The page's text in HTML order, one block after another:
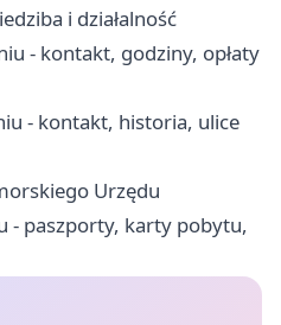
i działalność
- kontakt, godziny, opłaty
- kontakt, historia, ulice
Urzędu
- paszporty, karty pobytu,